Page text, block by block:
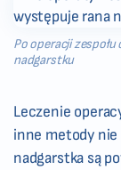
Po operacji
nadgarstku
Leczenie
inne metody nie
nadgarstka są